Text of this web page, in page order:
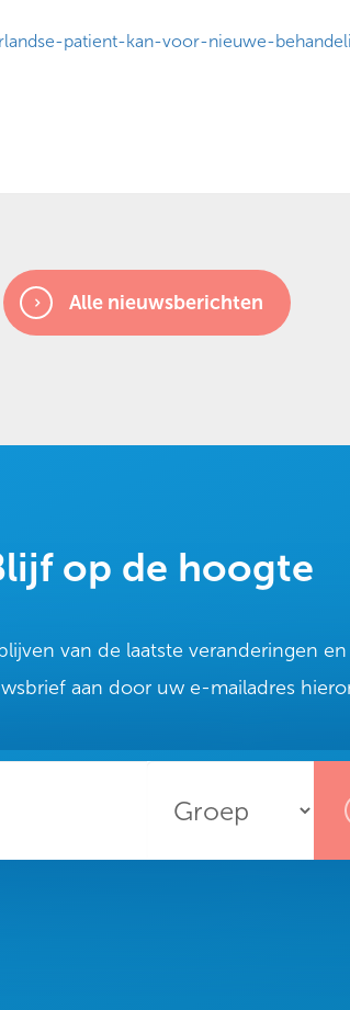
patient-kan-voor-nieuwe-
Alle nieuwsberichten
op de hoogte
van de laatste veranderingen
aan door uw e-mailadres